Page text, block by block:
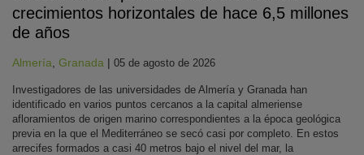
crecimientos horizontales de hace 6,5 millones
de años
Almería Granada | 05 de agosto de 2026
Investigadores de las universidades de Almería y Granada han
identificado en varios puntos cercanos a la capital almeriense
afloramientos de origen marino correspondientes a la época geológica
previa en la que el Mediterráneo se secó casi por completo. En estos
arrecifes formados a casi 40 metros bajo el nivel del mar, la